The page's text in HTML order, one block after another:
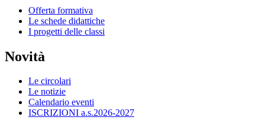
Offerta formativa
Le schede didattiche
I progetti delle classi
Novità
Le circolari
Le notizie
Calendario eventi
ISCRIZIONI a.s.2026-2027